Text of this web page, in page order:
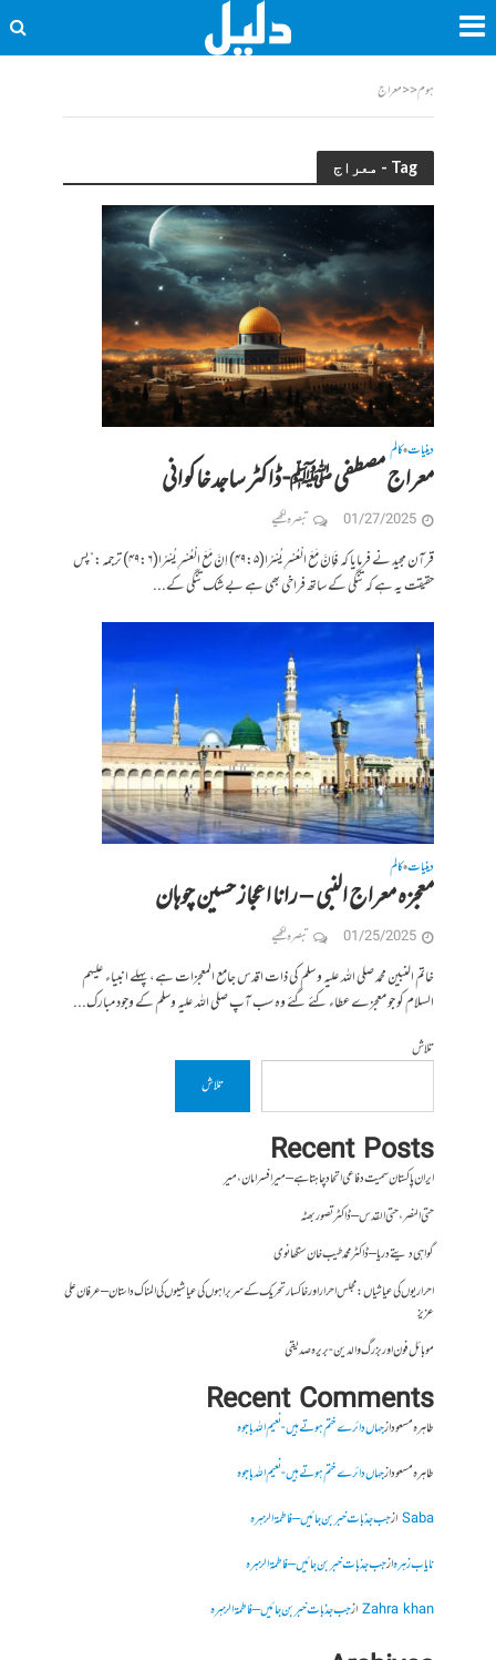
ہوم<<معراج
Tag - معراج
دینیات•کالم
معراج مصطفی ﷺ- ڈاکٹر ساجد خاکوانی
01/27/2025 تبصرہ لکھیے
قرآن مجید نے فرمایا کہ فَاِنَّ مَعَ الْعُسْرِ یُسْرًا(۴۹:۵) اِنَّ مَعَ الْعُسْرِ یُسْرًا(۴۹:۶) ترجمہ:”پس
حقیقت یہ ہے کہ تنگی کے ساتھ فراخی بھی ہے بے شک تنگی کے...
دینیات•کالم
معجزہ معراج النبی – رانا اعجاز حسین چوہان
01/25/2025 تبصرہ لکھیے
خاتم النبین محمد صلی اللہ علیہ و سلم کی ذات اقدس جامع المعجزات ہے، پہلے انبیاء علیہم
السلام کو جو معجزے عطاء کئے گئے وہ سب آپ صلی اللہ علیہ وسلم کے وجود مبارک...
تلاش
تلاش
Recent Posts
ایران پاکستان سمیت دفاعی اتحاد چاہتا ہے – میر افسر امان،میر
حتی النصر ، حتی القدس – ڈاکٹر تصور بھٹہ
گواہی دیتے دریا – ڈاکٹر محمد طیب خان سنگھانوی
احراریوں کی عیاشیاں : مجلس احرار اور خاکسار تحریک کے سربراہوں کی عیاشیوں کی المناک داستان – عرفان علی
عزیز
موبائل فون اور بزرگ والدین- بریرہ صدیقی
Recent Comments
طاہرہ مسعودازجہاں دائرے ختم ہوتے ہیں- نعیم اللہ باجوہ
طاہرہ مسعودازجہاں دائرے ختم ہوتے ہیں- نعیم اللہ باجوہ
Sabaازجب جذبات خبر بن جائیں – فاطمۃالزہرہ
نایاب زہرہازجب جذبات خبر بن جائیں – فاطمۃالزہرہ
Zahra khanازجب جذبات خبر بن جائیں – فاطمۃالزہرہ